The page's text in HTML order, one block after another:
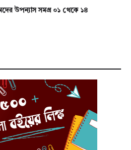
উপন্যাস সমগ্র ০১ থেকে ১৪